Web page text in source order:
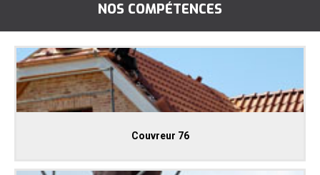
NOS COMPÉTENCES
Couvreur 76